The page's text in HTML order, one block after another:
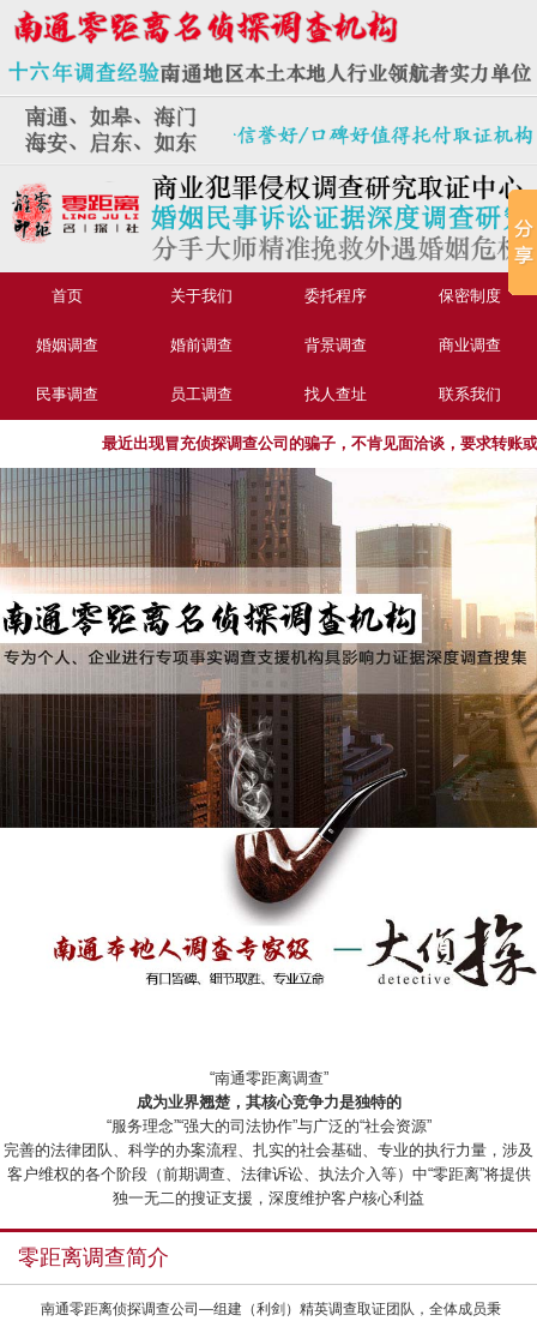
首页 关于我们 委托程序 保密制度
婚姻调查 婚前调查 背景调查 商业调查
民事调查 员工调查 找人查址 联系我们
最近出现冒充侦探调查公司的骗子，不肯见面洽谈，要求转账或
“南通零距离调查”
成为业界翘楚，其核心竞争力是独特的
“服务理念”“强大的司法协作”与广泛的“社会资源”
完善的法律团队、科学的办案流程、扎实的社会基础、专业的执行力量，涉及
客户维权的各个阶段（前期调查、法律诉讼、执法介入等）中“零距离”将提供
独一无二的搜证支援，深度维护客户核心利益
零距离调查简介
南通零距离侦探调查公司—组建（利剑）精英调查取证团队，全体成员秉